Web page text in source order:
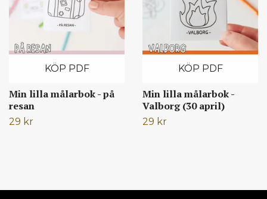
KÖP PDF
Min lilla målarbok - på
resan
29 kr
KÖP PDF
Min lilla målarbok -
Valborg (30 april)
29 kr